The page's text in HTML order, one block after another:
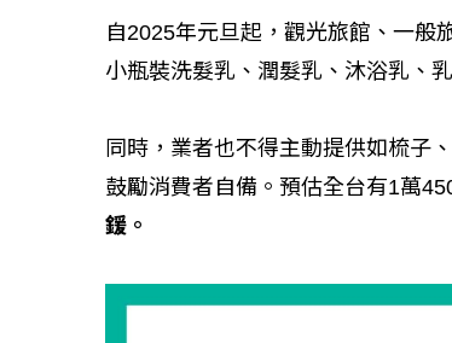
自2025年元旦起，觀光旅館、一般
小瓶裝洗髮乳、潤髮乳、沐浴乳、
同時，業者也不得主動提供如梳子
鼓勵消費者自備。預估全台有1萬
鍰。